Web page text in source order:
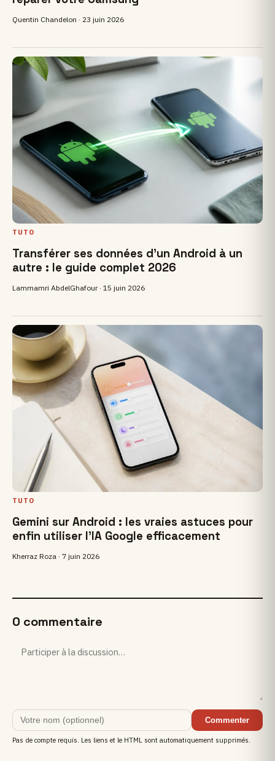
Quentin Chandelon ·23 juin 2026
TUTO
Transférer ses données d'un Android à un
autre : le guide complet 2026
Lammamri AbdelGhafour ·15 juin 2026
TUTO
Gemini sur Android : les vraies astuces pour
enfin utiliser l’IA Google efficacement
Kherraz Roza ·7 juin 2026
0 commentaire
Commenter
Pas de compte requis. Les liens et le HTML sont automatiquement supprimés.